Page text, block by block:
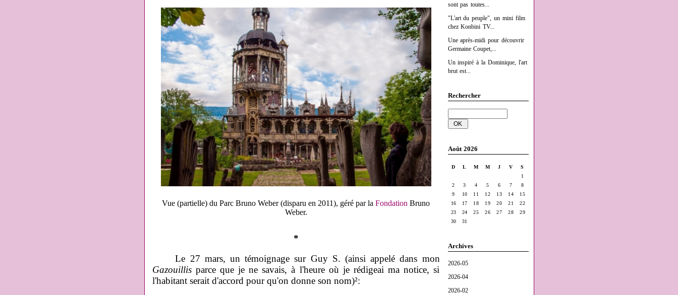
sont pas toutes...
"L'art du peuple", un mini film
chez Konbini TV...
Une après-midi pour découvrir
Germaine Coupet,...
Un inspiré à la Dominique, l'art
brut est...
Rechercher
Août 2026
D L M M J V
S
1
2
3 4 5 6 7
8
9
10 11 12 13 14
15
16
17 18 19 20 21
22
23
24 25 26 27 28
29
30
31
Archives
2026-05
2026-04
2026-02
Vue (partielle) du Parc Bruno Weber (disparu en 2011), géré par la Fondation Bruno
Weber.
*
Le 27 mars, un témoignage sur Guy S. (ainsi appelé dans mon
Gazouillisparce que je ne savais, à l'heure où je rédigeai ma notice, si
l'habitant serait d'accord pour qu'on donne son nom)²: